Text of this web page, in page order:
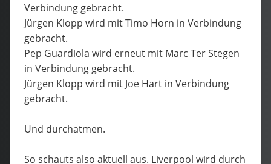
Verbindung gebracht.
Jürgen Klopp wird mit Timo Horn in Verbindung
gebracht.
Pep Guardiola wird erneut mit Marc Ter Stegen
in Verbindung gebracht.
Jürgen Klopp wird mit Joe Hart in Verbindung
gebracht.
Und durchatmen.
So schauts also aktuell aus. Liverpool wird durch